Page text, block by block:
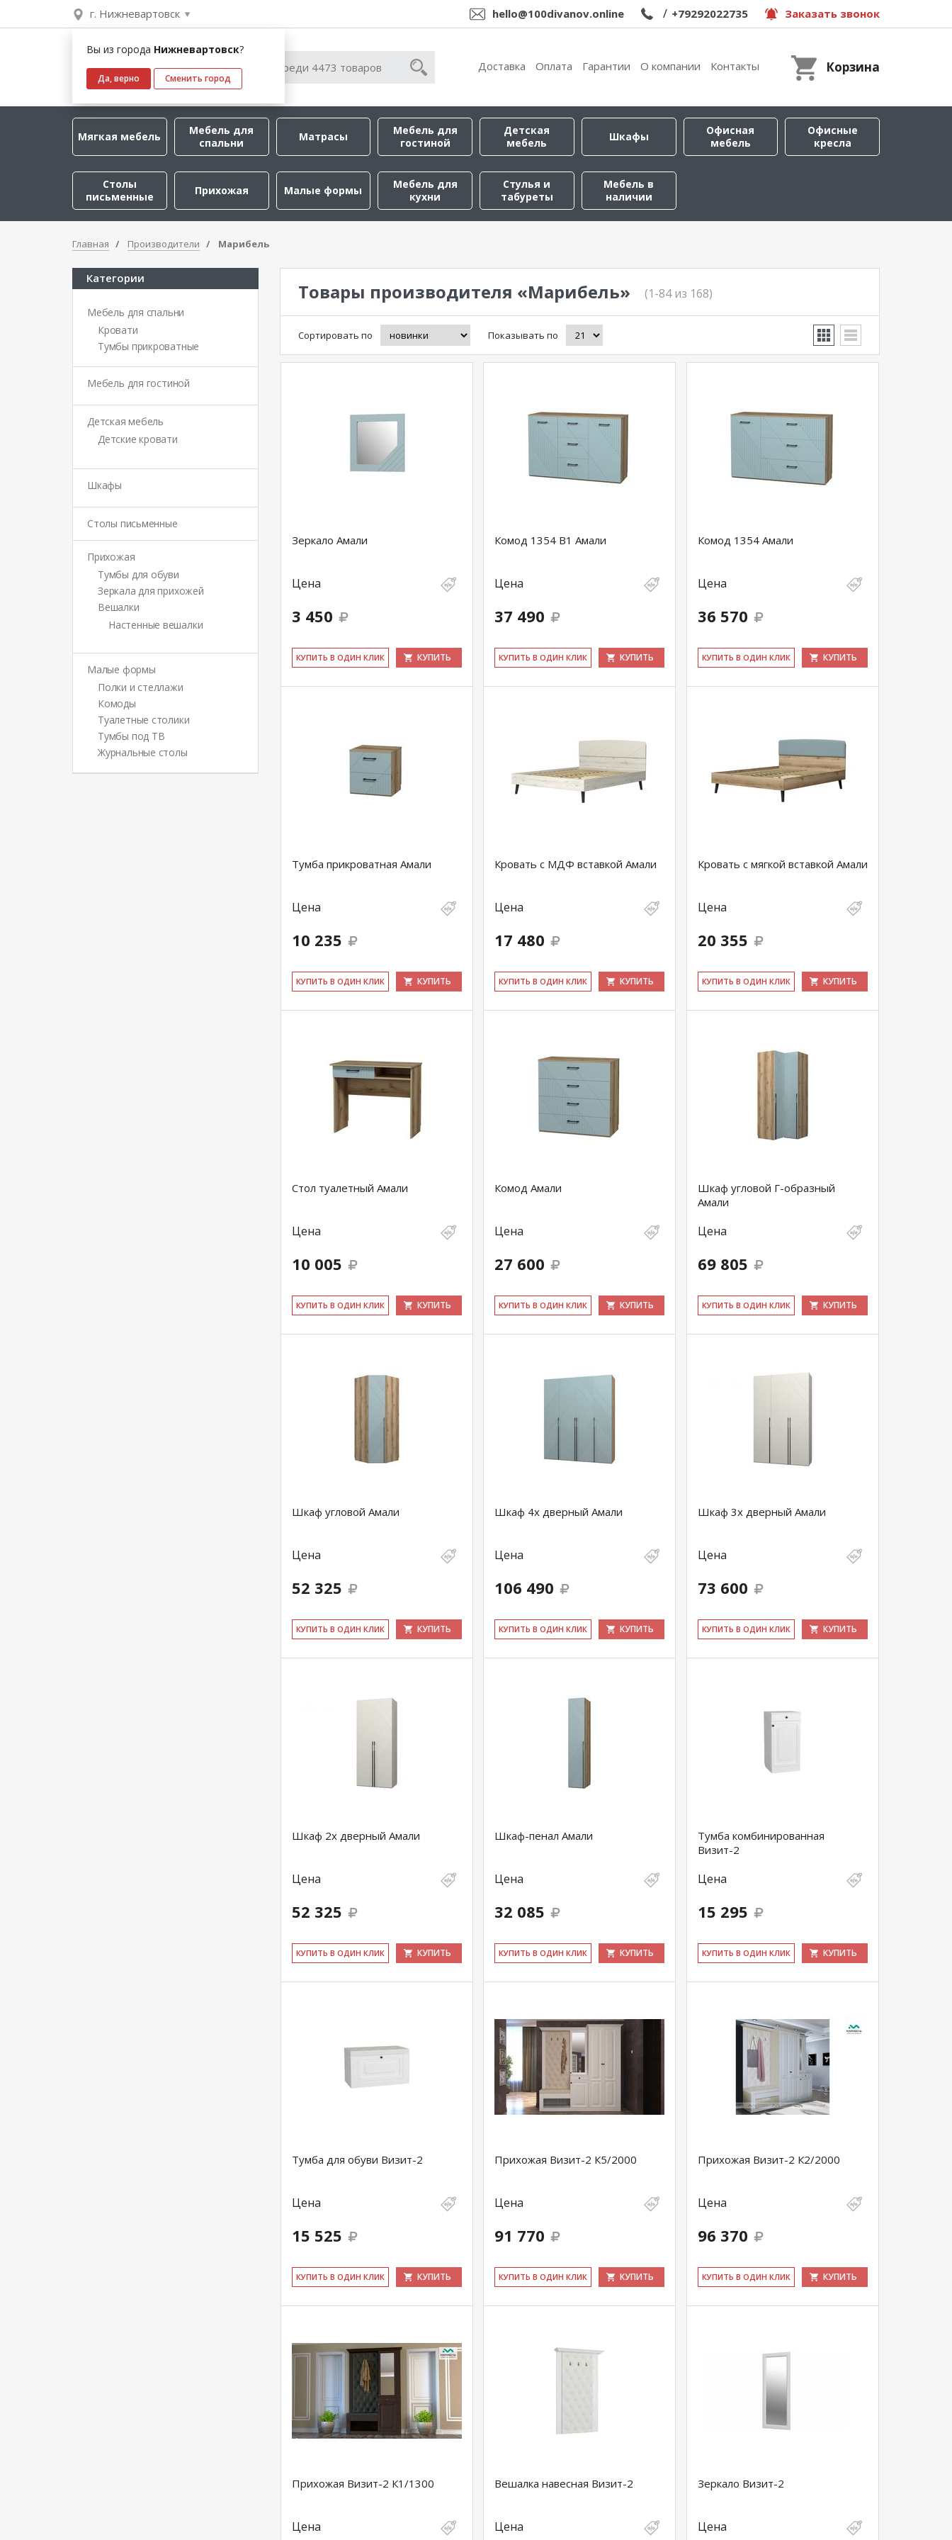
г. Нижневартовск
Вы из города Нижневартовск?
Да, верно Сменить город
hello@100divanov.online / +79292022735 Заказать звонок
Доставка Оплата Гарантии О компании Контакты Корзина
Мягкая мебель
Мебель для
спальни
Матрасы
Мебель для
гостиной
Детская
мебель
Шкафы
Офисная
мебель
Офисные
кресла
Столы
письменные
Прихожая Малые формы
Мебель для
кухни
Стулья и
табуреты
Мебель в
наличии
Главная Производители Марибель
Товары производителя «Марибель» (1-84 из 168)
Сортировать по Показывать по
Зеркало Амали
Цена
3 450
КУ­ПИТЬ В ОДИН КЛИК КУПИТЬ
Комод 1354 В1 Амали
Цена
37 490
КУ­ПИТЬ В ОДИН КЛИК КУПИТЬ
Комод 1354 Амали
Цена
36 570
КУ­ПИТЬ В ОДИН КЛИК КУПИТЬ
Тумба прикроватная Амали
Цена
10 235
КУ­ПИТЬ В ОДИН КЛИК КУПИТЬ
Кровать с МДФ вставкой Амали
Цена
17 480
КУ­ПИТЬ В ОДИН КЛИК КУПИТЬ
Кровать с мягкой вставкой Амали
Цена
20 355
КУ­ПИТЬ В ОДИН КЛИК КУПИТЬ
Стол туалетный Амали
Цена
10 005
КУ­ПИТЬ В ОДИН КЛИК КУПИТЬ
Комод Амали
Цена
27 600
КУ­ПИТЬ В ОДИН КЛИК КУПИТЬ
Шкаф угловой Г-образный
Амали
Цена
69 805
КУ­ПИТЬ В ОДИН КЛИК КУПИТЬ
Шкаф угловой Амали
Цена
52 325
КУ­ПИТЬ В ОДИН КЛИК КУПИТЬ
Шкаф 4х дверный Амали
Цена
106 490
КУ­ПИТЬ В ОДИН КЛИК КУПИТЬ
Шкаф 3х дверный Амали
Цена
73 600
КУ­ПИТЬ В ОДИН КЛИК КУПИТЬ
Шкаф 2х дверный Амали
Цена
52 325
КУ­ПИТЬ В ОДИН КЛИК КУПИТЬ
Шкаф-пенал Амали
Цена
32 085
КУ­ПИТЬ В ОДИН КЛИК КУПИТЬ
Тумба комбинированная
Визит-2
Цена
15 295
КУ­ПИТЬ В ОДИН КЛИК КУПИТЬ
Тумба для обуви Визит-2
Цена
15 525
КУ­ПИТЬ В ОДИН КЛИК КУПИТЬ
Прихожая Визит-2 К5/2000
Цена
91 770
КУ­ПИТЬ В ОДИН КЛИК КУПИТЬ
Прихожая Визит-2 К2/2000
Цена
96 370
КУ­ПИТЬ В ОДИН КЛИК КУПИТЬ
Прихожая Визит-2 К1/1300
Цена
Вешалка навесная Визит-2
Цена
Зеркало Визит-2
Цена
Категории
Мебель для спальни
Кровати
Тумбы прикроватные
Мебель для гостиной
Детская мебель
Детские кровати
Шкафы
Столы письменные
Прихожая
Тумбы для обуви
Зеркала для прихожей
Вешалки
Настенные вешалки
Малые формы
Полки и стеллажи
Комоды
Туалетные столики
Тумбы под ТВ
Журнальные столы